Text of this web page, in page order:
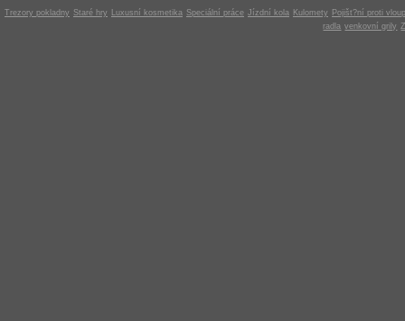
Trezory pokladny Staré hry Luxusní kosmetika Speciální práce Jízdní kola Kulomety
Pojišt?ní proti
radla venkovní grily